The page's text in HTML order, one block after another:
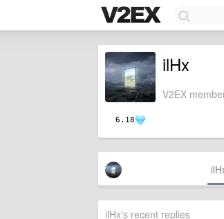
6.18
ilHx
V2EX
ilHx's recent replies